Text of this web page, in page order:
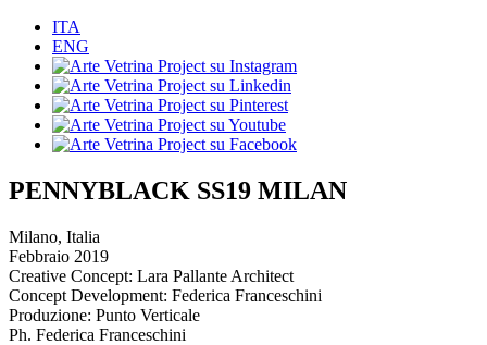
ITA
ENG
PENNYBLACK SS19 MILAN
Milano, Italia
Febbraio 2019
Creative Concept: Lara Pallante Architect
Concept Development: Federica Franceschini
Produzione: Punto Verticale
Ph. Federica Franceschini